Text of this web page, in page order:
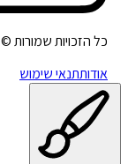
כל הזכויות שמורות ©
אודותתנאי שימוש